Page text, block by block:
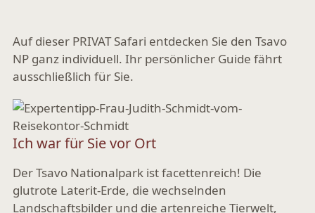
Auf dieser PRIVAT Safari entdecken Sie den Tsavo
NP ganz individuell. Ihr persönlicher Guide fährt
ausschließlich für Sie.
Ich war für Sie vor Ort
Der Tsavo Nationalpark ist facettenreich! Die
glutrote Laterit-Erde, die wechselnden
Landschaftsbilder und die artenreiche Tierwelt,